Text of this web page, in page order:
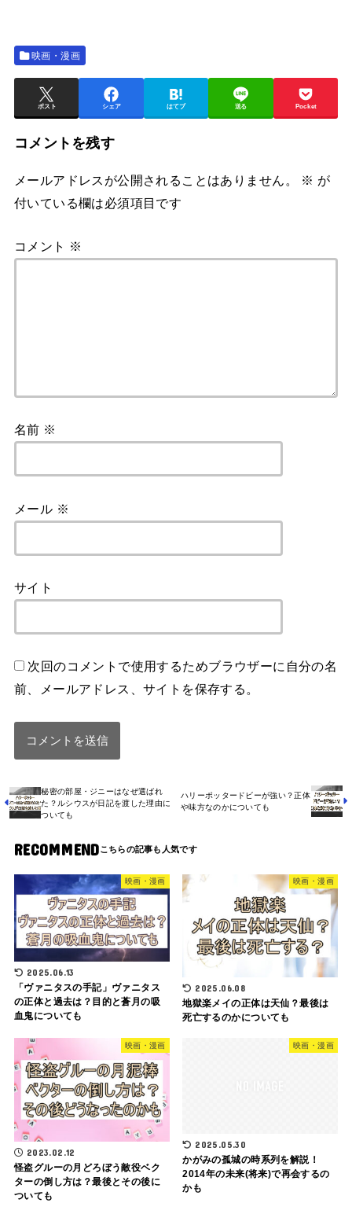
映画・漫画
ポスト シェア はてブ 送る Pocket
コメントを残す
メールアドレスが公開されることはありません。 ※ が
付いている欄は必須項目です
コメント ※
名前 ※
メール ※
サイト
次回のコメントで使用するためブラウザーに自分の名
前、メールアドレス、サイトを保存する。
秘密の部屋・ジニーはなぜ選ばれ
た？ルシウスが日記を渡した理由に
ついても
ハリーポッタードビーが強い？正体
や味方なのかについても
RECOMMEND
映画・漫画
2025.06.13
「ヴァニタスの手記」ヴァニタス
の正体と過去は？目的と蒼月の吸
血鬼についても
映画・漫画
2025.06.08
地獄楽メイの正体は天仙？最後は
死亡するのかについても
映画・漫画
2023.02.12
怪盗グルーの月どろぼう敵役ベク
ターの倒し方は？最後とその後に
ついても
映画・漫画
2025.05.30
かがみの孤城の時系列を解説！
2014年の未来(将来)で再会するの
かも